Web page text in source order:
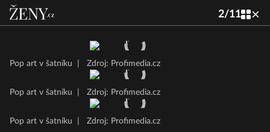
2/11
Pop art v šatníku Zdroj: Profimedia.cz
Pop art v šatníku Zdroj: Profimedia.cz
Pop art v šatníku Zdroj: Profimedia.cz